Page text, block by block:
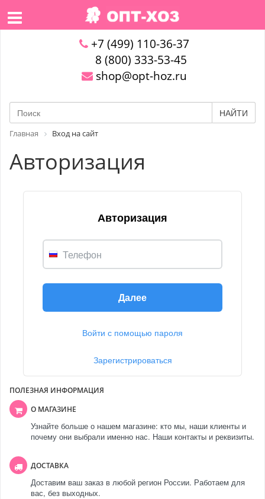
+7 (499) 110-36-37
8 (800) 333-53-45
shop@opt-hoz.ru
НАЙТИ
Главная Вход на сайт
Авторизация
Авторизация
Телефон
Далее
Войти с помощью пароля
Зарегистрироваться
ПОЛЕЗНАЯ ИНФОРМАЦИЯ
О МАГАЗИНЕ
Узнайте больше о нашем магазине: кто мы, наши клиенты и
почему они выбрали именно нас. Наши контакты и реквизиты.
ДОСТАВКА
Доставим ваш заказ в любой регион России. Работаем для
вас, без выходных.